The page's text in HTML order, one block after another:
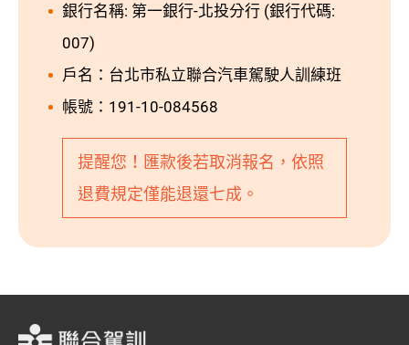
銀行名稱: 第一銀行-北投分行 (銀行代碼:
007)
戶名：台北市私立聯合汽車駕駛人訓練班
帳號：191-10-084568
提醒您！匯款後若取消報名，依照
退費規定僅能退還七成。